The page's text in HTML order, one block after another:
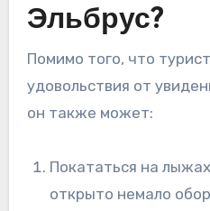
Эльбрус?
Помимо того, что
удовольствия от
он также может:
Покататься на
открыто немало